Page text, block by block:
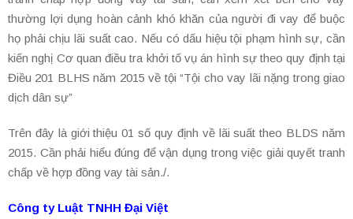
thường lợi dụng hoàn cảnh khó khăn của người đi vay để buộc
họ phải chịu lãi suất cao. Nếu có dấu hiệu tội phạm hình sự, cần
kiến nghị Cơ quan điều tra khởi tố vụ án hình sự theo quy định tại
Điều 201 BLHS năm 2015 về tội “Tội cho vay lãi nặng trong giao
dịch dân sự”
Trên đây là giới thiệu 01 số quy định về lãi suất theo BLDS năm
2015. Cần phải hiểu đúng để vận dụng trong việc giải quyết tranh
chấp về hợp đồng vay tài sản./.
Công ty Luật TNHH Đại Việt